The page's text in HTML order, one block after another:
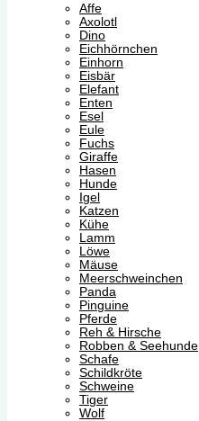
Affe
Axolotl
Dino
Eichhörnchen
Einhorn
Eisbär
Elefant
Enten
Esel
Eule
Fuchs
Giraffe
Hasen
Hunde
Igel
Katzen
Kühe
Lamm
Löwe
Mäuse
Meerschweinchen
Panda
Pinguine
Pferde
Reh & Hirsche
Robben & Seehunde
Schafe
Schildkröte
Schweine
Tiger
Wolf